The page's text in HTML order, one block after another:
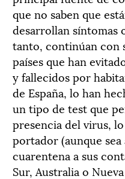
que no saben que
desarrollan síntomas
tanto, continúan con
países que han
y fallecidos por
de España, lo han
un tipo de test que
presencia del virus,
portador (aunque
cuarentena a sus
Sur, Australia o